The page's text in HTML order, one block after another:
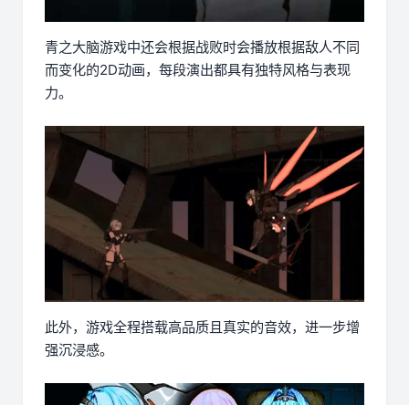
青之大脑游戏中还会根据战败时会播放根据敌人不同
而变化的2D动画，每段演出都具有独特风格与表现
力。
此外，游戏全程搭载高品质且真实的音效，进一步增
强沉浸感。